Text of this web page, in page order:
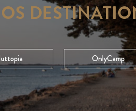
OnlyCamp